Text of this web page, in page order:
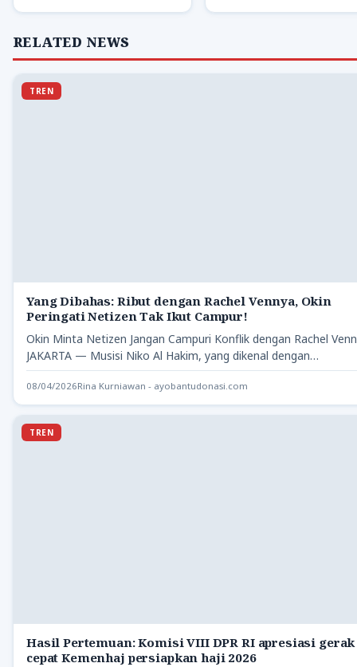
RELATED NEWS
TREN
Yang Dibahas: Ribut dengan Rachel Vennya, Okin
Peringati Netizen Tak Ikut Campur!
Okin Minta Netizen Jangan Campuri Konflik dengan Rachel
JAKARTA — Musisi Niko Al Hakim, yang dikenal dengan…
08/04/2026Rina Kurniawan - ayobantudonasi.com
TREN
Hasil Pertemuan: Komisi VIII DPR RI apresiasi gerak
cepat Kemenhaj persiapkan haji 2026